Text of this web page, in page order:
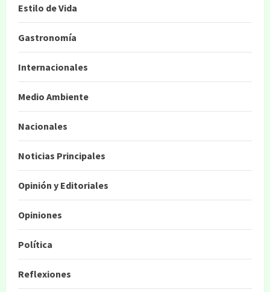
Estilo de Vida
Gastronomía
Internacionales
Medio Ambiente
Nacionales
Noticias Principales
Opinión y Editoriales
Opiniones
Política
Reflexiones